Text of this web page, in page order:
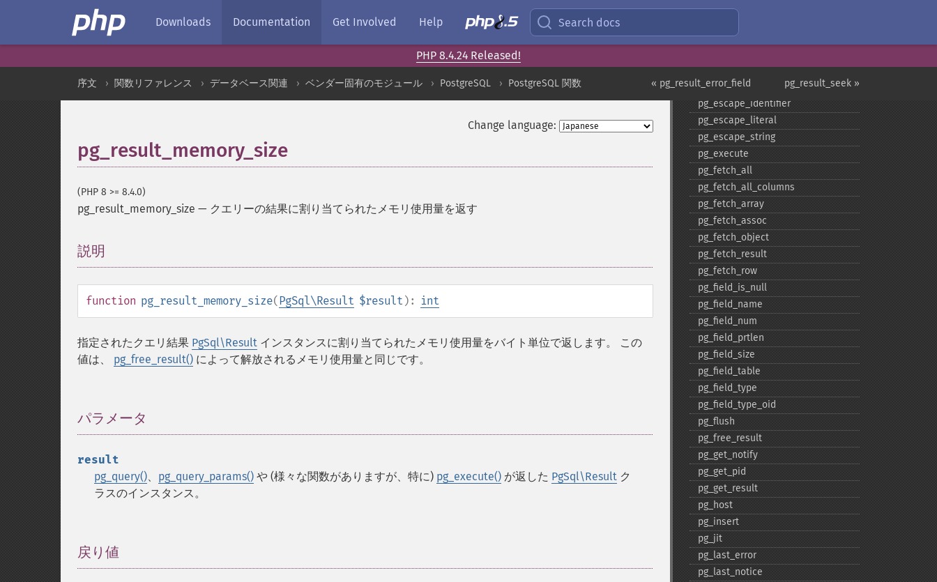
Downloads Documentation Get Involved Help Search docs
PHP 8.4.24 Released!
pg_result_seek »
« pg_result_error_field
序文 関数リファレンス データベース関連 ベンダー固有のモジュール PostgreSQL PostgreSQL 関数
Change language:
pg_result_memory_size
(PHP 8 >= 8.4.0)
pg_result_memory_size — クエリーの結果に割り当てられたメモリ使用量を返す
説明
function pg_result_memory_size(PgSql\Result $result ): int
指定されたクエリ結果 PgSql\Result インスタンスに割り当てられたメモリ使用量をバイト単位で返します。 この
値は、 pg_free_result() によって解放されるメモリ使用量と同じです。
パラメータ
result
pg_query()、 pg_query_params() や (様々な関数がありますが、特に) pg_execute() が返した PgSql\Result ク
ラスのインスタンス。
戻り値
pg_​dbname
pg_​end_​copy
pg_​escape_​bytea
pg_​escape_​identifier
pg_​escape_​literal
pg_​escape_​string
pg_​execute
pg_​fetch_​all
pg_​fetch_​all_​columns
pg_​fetch_​array
pg_​fetch_​assoc
pg_​fetch_​object
pg_​fetch_​result
pg_​fetch_​row
pg_​field_​is_​null
pg_​field_​name
pg_​field_​num
pg_​field_​prtlen
pg_​field_​size
pg_​field_​table
pg_​field_​type
pg_​field_​type_​oid
pg_​flush
pg_​free_​result
pg_​get_​notify
pg_​get_​pid
pg_​get_​result
pg_​host
pg_​insert
pg_​jit
pg_​last_​error
pg_​last_​notice